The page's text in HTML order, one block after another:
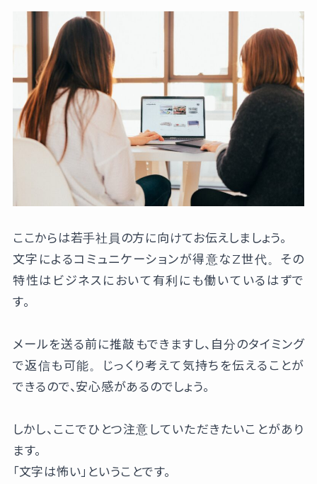
ここからは若手社員の方に向けてお伝えしましょう。
文字によるコミュニケーションが得意なZ世代。その
特性はビジネスにおいて有利にも働いているはずで
す。
メールを送る前に推敲もできますし、自分のタイミング
で返信も可能。じっくり考えて気持ちを伝えることが
できるので、安心感があるのでしょう。
しかし、ここでひとつ注意していただきたいことがあり
ます。
「文字は怖い」ということです。